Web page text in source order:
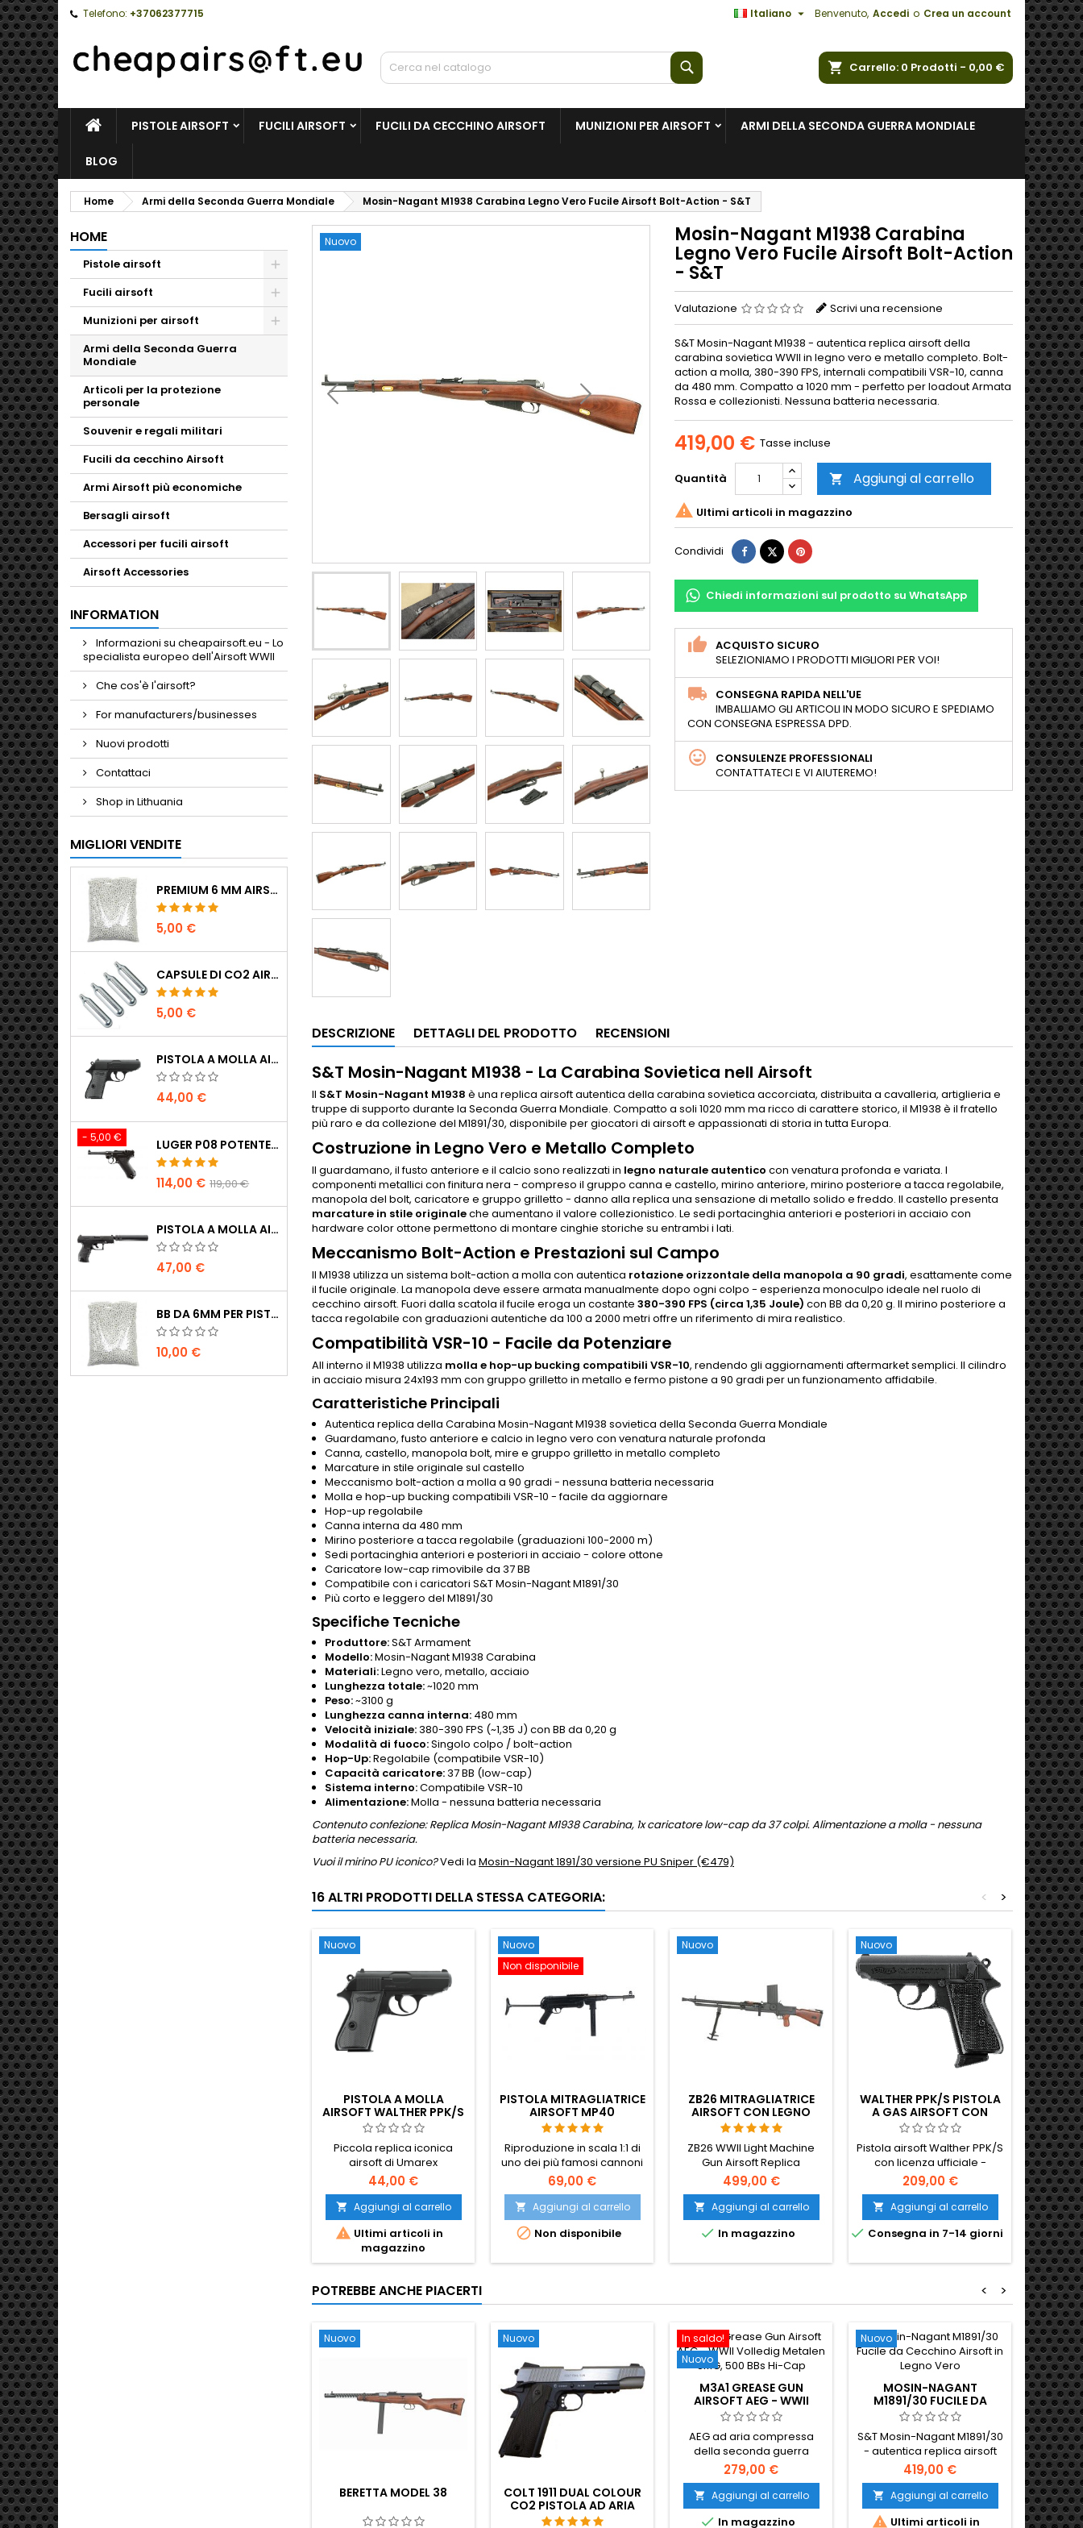
Telefono: +37062377715 Benvenuto, Accedi o Crea un account
Italiano 
Carrello 0 Prodotti - 0,00 €
HOMEPISTOLE AIRSOFT FUCILI AIRSOFT FUCILI DA CECCHINO AIRSOFT MUNIZIONI PER AIRSOFT ARMI DELLA SECONDA GUERRA MONDIALE
BLOG
Home Armi della Seconda Guerra Mondiale Mosin-Nagant M1938 Carabina Legno Vero Fucile Airsoft Bolt-Action - S&T
HOME
Pistole airsoft
Fucili airsoft
Munizioni per airsoft
Armi della Seconda Guerra
Mondiale
Articoli per la protezione
personale
Souvenir e regali militari
Fucili da cecchino Airsoft
Armi Airsoft più economiche
Bersagli airsoft
Accessori per fucili airsoft
Airsoft Accessories
INFORMATION
Informazioni su cheapairsoft.eu - Lo
specialista europeo dell'Airsoft WWII
Che cos'è l'airsoft?
For manufacturers/businesses
Nuovi prodotti
Contattaci
Shop in Lithuania
MIGLIORI VENDITE
PREMIUM 6 MM AIRSOFT BBS 0,20 G - 1000 COLPI, NO-JAM, TIRO DRITTO
5,00 €
CAPSULE DI CO2 AIRSOFT 12G 5-PACK - MADE IN HUNGARY, EU, QUALITÀ PREMIUM
5,00 €
PISTOLA A MOLLA AIRSOFT WALTHER PPK/S
44,00 €
- 5,00 € LUGER P08 POTENTE PISTOLA AIRSOFT CO2 TUTTO METALLO - UMAREX LEGENDS
114,00 € 119,00 €
PISTOLA A MOLLA AIRSOFT WALTHER PPQ NAVY CON SILENZIATORE
47,00 €
BB DA 6MM PER PISTOLE AIRSOFT - 2000 PZ, 0,20G, ALTA QUALITÀ
10,00 €
Nuovo Mosin-Nagant M1938 Carabina
Legno Vero Fucile Airsoft Bolt-Action
- S&T
Valutazione Scrivi una recensione
S&T Mosin-Nagant M1938 - autentica replica airsoft della
carabina sovietica WWII in legno vero e metallo completo. Bolt-
action a molla, 380-390 FPS, internali compatibili VSR-10, canna
da 480 mm. Compatto a 1020 mm - perfetto per loadout Armata
Rossa e collezionisti. Nessuna batteria necessaria.
419,00 € Tasse incluse
Quantità  Aggiungi al carrello
 Ultimi articoli in magazzino
Condividi CondividiTwittaPinterest
Chiedi informazioni sul prodotto su WhatsApp
ACQUISTO SICURO
SELEZIONIAMO I PRODOTTI MIGLIORI PER VOI!
CONSEGNA RAPIDA NELL'UE
IMBALLIAMO GLI ARTICOLI IN MODO SICURO E SPEDIAMO
CON CONSEGNA ESPRESSA DPD.
CONSULENZE PROFESSIONALI
CONTATTATECI E VI AIUTEREMO!
DESCRIZIONE DETTAGLI DEL PRODOTTO RECENSIONI
S&T Mosin-Nagant M1938 - La Carabina Sovietica nell Airsoft
Il S&T Mosin-Nagant M1938 è una replica airsoft autentica della carabina sovietica accorciata, distribuita a cavalleria, artiglieria e
truppe di supporto durante la Seconda Guerra Mondiale. Compatto a soli 1020 mm ma ricco di carattere storico, il M1938 è il fratello
più raro e da collezione del M1891/30, disponibile per giocatori di airsoft e appassionati di storia in tutta Europa.
Costruzione in Legno Vero e Metallo Completo
Il guardamano, il fusto anteriore e il calcio sono realizzati in legno naturale autentico con venatura profonda e variata. I
componenti metallici con finitura nera - compreso il gruppo canna e castello, mirino anteriore, mirino posteriore a tacca regolabile,
manopola del bolt, caricatore e gruppo grilletto - danno alla replica una sensazione di metallo solido e freddo. Il castello presenta
marcature in stile originaleche aumentano il valore collezionistico. Le sedi portacinghia anteriori e posteriori in acciaio con
hardware color ottone permettono di montare cinghie storiche su entrambi i lati.
Meccanismo Bolt-Action e Prestazioni sul Campo
Il M1938 utilizza un sistema bolt-action a molla con autentica rotazione orizzontale della manopola a 90 gradi, esattamente come
il fucile originale. La manopola deve essere armata manualmente dopo ogni colpo - esperienza monoculpo ideale nel ruolo di
cecchino airsoft. Fuori dalla scatola il fucile eroga un costante 380-390 FPS (circa 1,35 Joule) con BB da 0,20 g. Il mirino posteriore a
tacca regolabile con graduazioni autentiche da 100 a 2000 metri offre un riferimento di mira realistico.
Compatibilità VSR-10 - Facile da Potenziare
All interno il M1938 utilizza molla e hop-up bucking compatibili VSR-10, rendendo gli aggiornamenti aftermarket semplici. Il cilindro
in acciaio misura 24x193 mm con gruppo grilletto in metallo e fermo pistone a 90 gradi per un funzionamento affidabile.
Caratteristiche Principali
Autentica replica della Carabina Mosin-Nagant M1938 sovietica della Seconda Guerra Mondiale
Guardamano, fusto anteriore e calcio in legno vero con venatura naturale profonda
Canna, castello, manopola bolt, mire e gruppo grilletto in metallo completo
Marcature in stile originale sul castello
Meccanismo bolt-action a molla a 90 gradi - nessuna batteria necessaria
Molla e hop-up bucking compatibili VSR-10 - facile da aggiornare
Hop-up regolabile
Canna interna da 480 mm
Mirino posteriore a tacca regolabile (graduazioni 100-2000 m)
Sedi portacinghia anteriori e posteriori in acciaio - colore ottone
Caricatore low-cap rimovibile da 37 BB
Compatibile con i caricatori S&T Mosin-Nagant M1891/30
Più corto e leggero del M1891/30
Specifiche Tecniche
Produttore:S&T Armament
Modello:Mosin-Nagant M1938 Carabina
Materiali:Legno vero, metallo, acciaio
Lunghezza totale:~1020 mm
Peso:~3100 g
Lunghezza canna interna: 480 mm
Velocità iniziale:380-390 FPS (~1,35 J) con BB da 0,20 g
Modalità di fuoco:Singolo colpo / bolt-action
Hop-Up:Regolabile (compatibile VSR-10)
Capacità caricatore:37 BB (low-cap)
Sistema interno:Compatibile VSR-10
Alimentazione:Molla - nessuna batteria necessaria
Contenuto confezione: Replica Mosin-Nagant M1938 Carabina, 1x caricatore low-cap da 37 colpi. Alimentazione a molla - nessuna
batteria necessaria.
Vuoi il mirino PU iconico?Vedi la Mosin-Nagant 1891/30 versione PU Sniper (€479)
16 ALTRI PRODOTTI DELLA STESSA CATEGORIA: >
<
Nuovo
PISTOLA A MOLLA
AIRSOFT WALTHER PPK/S
Piccola replica iconica
airsoft di Umarex
44,00 €
 Aggiungi al carrello
 Ultimi articoli in
magazzino
Nuovo
Non disponibile
PISTOLA MITRAGLIATRICE
AIRSOFT MP40
SCHMEISSER SPRING
Riproduzione in scala 1:1 di
uno dei più famosi cannoni
della Seconda Guerra
Mondiale - MP40
Schmeisser. Realizzato in
plastica.
69,00 €
 Aggiungi al carrello
 Non disponibile
Nuovo
ZB26 MITRAGLIATRICE
AIRSOFT CON LEGNO
VERO
ZB26 WWII Light Machine
Gun Airsoft Replica
499,00 €
 Aggiungi al carrello
 In magazzino
Nuovo
WALTHER PPK/S PISTOLA
A GAS AIRSOFT CON
LICENZA UFFICIALE -
ARMA DA FIANCO DI
JAMES BOND, MARCHI
REALI
Pistola airsoft Walther PPK/S
con licenza ufficiale -
prodotta da Umarex con
marchi Walther autentici e
marcature autentiche,
qualità costruttiva
superiore. L'iconica pistola
famosa in tutto il mondo
James Bond. Gas verde,
caricatore da 13 colpi, &lt;1,0
209,00 €
 Aggiungi al carrello
 Consegna in 7-14 giorni
Nuovo
Non
TYPE


POTREBBE ANCHE PIACERTI >
<
Nuovo
BERETTA MODEL 38
Nuovo
COLT 1911 DUAL COLOUR
CO2 PISTOLA AD ARIA
COMPRESSA CON
In saldo!
Nuovo
M3A1 GREASE GUN
AIRSOFT AEG - WWII
FULL-METAL SMG, 500-
RD HI-CAP
AEG ad aria compressa
della seconda guerra
mondiale M3A1 "Grease
Gun" in metallo -
costruzione in alluminio +
acciaio, cambio dedicato,
caricatore hi-cap da 500
279,00 €
 Aggiungi al carrello
 In magazzino
Nuovo
MOSIN-NAGANT
M1891/30 FUCILE DA
CECCHINO AIRSOFT IN
LEGNO VERO
S&T Mosin-Nagant M1891/30
- autentica replica airsoft
da cecchino in legno vero e
metallo con sistema
compatibile VSR-10, 390 FPS,
canna interna da 640 mm e
hop-up regolabile. Perfetta
419,00 €
 Aggiungi al carrello
 Ultimi articoli in
Nuovo
MP40